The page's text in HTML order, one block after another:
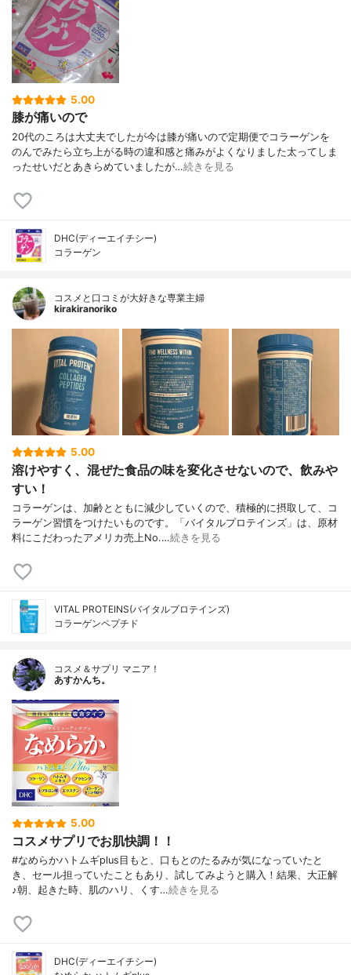
5.00
膝が痛いので
20代のころは大丈夫でしたが今は膝が痛いので定期便でコラーゲンを
のんでみたら立ち上がる時の違和感と痛みがよくなりました太ってしま
ったせいだとあきらめていましたが…続きを見る
DHC(ディーエイチシー)
コラーゲン
コスメと口コミが大好きな専業主婦
kirakiranoriko
5.00
溶けやすく、混ぜた食品の味を変化させないので、飲みや
すい！
コラーゲンは、加齢とともに減少していくので、積極的に摂取して、コ
ラーゲン習慣をつけたいものです。「バイタルプロテインズ」は、原材
料にこだわったアメリカ売上No.…続きを見る
VITAL PROTEINS(バイタルプロテインズ)
コラーゲンペプチド
コスメ＆サプリ マニア！
あすかんち。
5.00
コスメサプリでお肌快調！！
#なめらかハトムギplus目もと、口もとのたるみが気になっていたと
き、セール担っていたこともあり、試してみようと購入！結果、大正解
♪朝、起きた時、肌のハリ、くす…続きを見る
DHC(ディーエイチシー)